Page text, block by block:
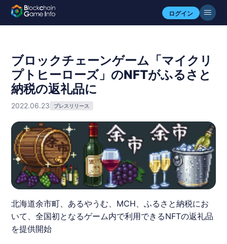
ログイン
ブロックチェーンゲーム「マイクリ
プトヒーローズ」のNFTがふるさと
納税の返礼品に
2022.06.23 プレスリリース
北海道余市町、あるやうむ、MCH、ふるさと納税にお
いて、全国初となるゲーム内で利用できるNFTの返礼品
を提供開始